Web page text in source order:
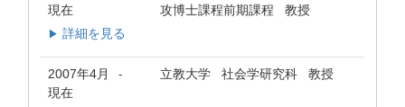
現在
攻博士課程前期課程 教授
▶ 詳細を見る
2007年4月 -
現在
立教大学 社会学研究科 教授